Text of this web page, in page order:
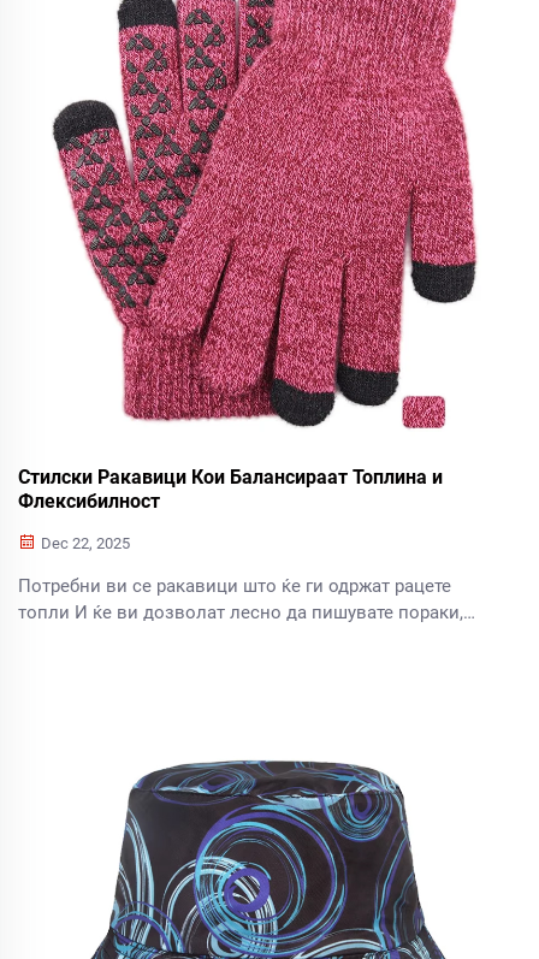
Стилски Ракавици Кои Балансираат Топлина и
Флексибилност
Dec 22, 2025
Потребни ви се ракавици што ќе ги одржат рацете
топли И ќе ви дозволат лесно да пишувате пораки,